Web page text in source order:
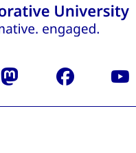
Mastodon Facebook